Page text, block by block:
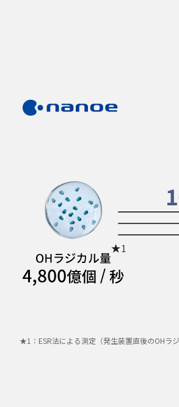
★1：ESR法による測定（発生装置直後のOHラ